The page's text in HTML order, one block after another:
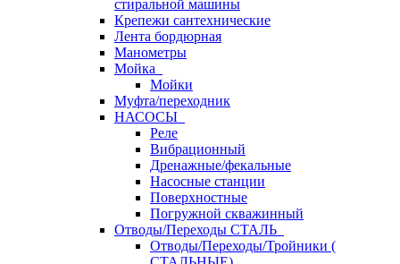
стиральной машины
Крепежи сантехнические
Лента бордюрная
Манометры
Мойка
Мойки
Муфта/переходник
НАСОСЫ
Реле
Вибрационный
Дренажные/фекальные
Насосные станции
Поверхностные
Погружной скважинный
Отводы/Переходы СТАЛЬ
Отводы/Переходы/Тройники (